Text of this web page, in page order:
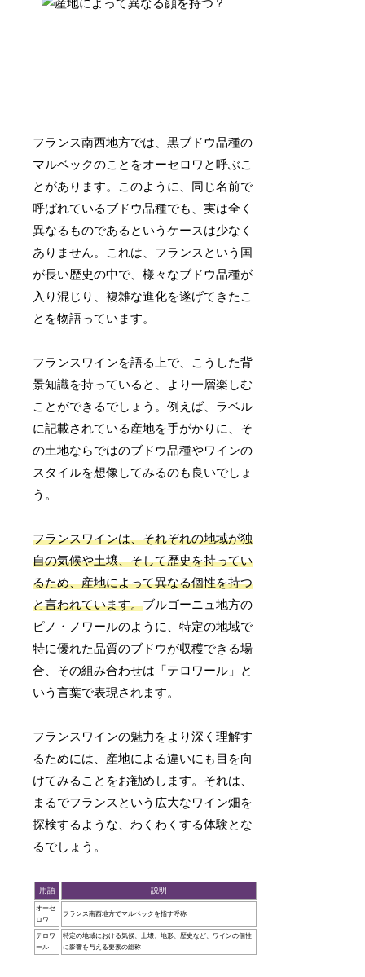
フランス南西地方では、黒ブドウ品種の
マルベックのことをオーセロワと呼ぶこ
とがあります。このように、同じ名前で
呼ばれているブドウ品種でも、実は全く
異なるものであるというケースは少なく
ありません。これは、フランスという国
が長い歴史の中で、様々なブドウ品種が
入り混じり、複雑な進化を遂げてきたこ
とを物語っています。
フランスワインを語る上で、こうした背
景知識を持っていると、より一層楽しむ
ことができるでしょう。例えば、ラベル
に記載されている産地を手がかりに、そ
の土地ならではのブドウ品種やワインの
スタイルを想像してみるのも良いでしょ
う。
フランスワインは、それぞれの地域が独
自の気候や土壌、そして歴史を持ってい
るため、産地によって異なる個性を持つ
と言われています。ブルゴーニュ地方の
ピノ・ノワールのように、特定の地域で
特に優れた品質のブドウが収穫できる場
合、その組み合わせは「テロワール」と
いう言葉で表現されます。
フランスワインの魅力をより深く理解す
るためには、産地による違いにも目を向
けてみることをお勧めします。それは、
まるでフランスという広大なワイン畑を
探検するような、わくわくする体験とな
るでしょう。
用語 説明
オーセ
ロワ
フランス南西地方でマルベックを指す呼称
テロワ
ール
特定の地域における気候、土壌、地形、歴史など、ワインの個性
に影響を与える要素の総称